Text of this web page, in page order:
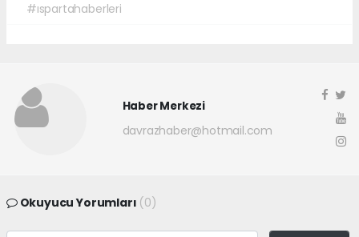
#ıspartahaberleri
Haber Merkezi
davrazhaber@hotmail.com
Okuyucu Yorumları (0)